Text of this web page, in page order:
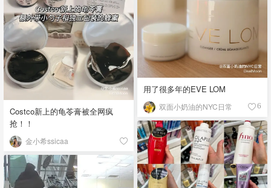
用了很多年的EVE LOM
双面小奶油的NYC日常 6
Costco新上的龟苓膏被全网疯
抢！！
金小希ssicaa